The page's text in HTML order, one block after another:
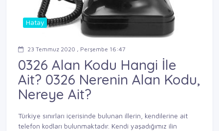
Hatay
23 Temmuz 2020 , Perşembe 16:47
0326 Alan Kodu Hangi İle
Ait? 0326 Nerenin Alan Kodu,
Nereye Ait?
Türkiye sınırları içerisinde bulunan illerin, kendilerine ait
telefon kodları bulunmaktadır. Kendi yaşadığımız ilin